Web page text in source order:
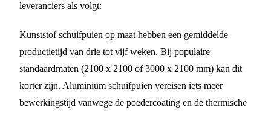
leveranciers als volgt:
Kunststof schuifpuien op maat hebben een gemiddelde
productietijd van drie tot vijf weken. Bij populaire
standaardmaten (2100 x 2100 of 3000 x 2100 mm) kan dit
korter zijn. Aluminium schuifpuien vereisen iets meer
bewerkingstijd vanwege de poedercoating en de thermische